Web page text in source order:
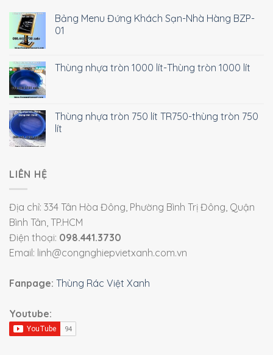
Bảng Menu Đứng Khách Sạn-Nhà Hàng BZP-
01
Thùng nhựa tròn 1000 lít-Thùng tròn 1000 lít
Thùng nhựa tròn 750 lít TR750-thùng tròn 750
lít
LIÊN HỆ
Địa chỉ: 334 Tân Hòa Đông, Phường Bình Trị Đông, Quận
Bình Tân, TP.HCM
Điện thoại: 098.441.3730
Email: linh@congnghiepvietxanh.com.vn
Fanpage: Thùng Rác Việt Xanh
Youtube: